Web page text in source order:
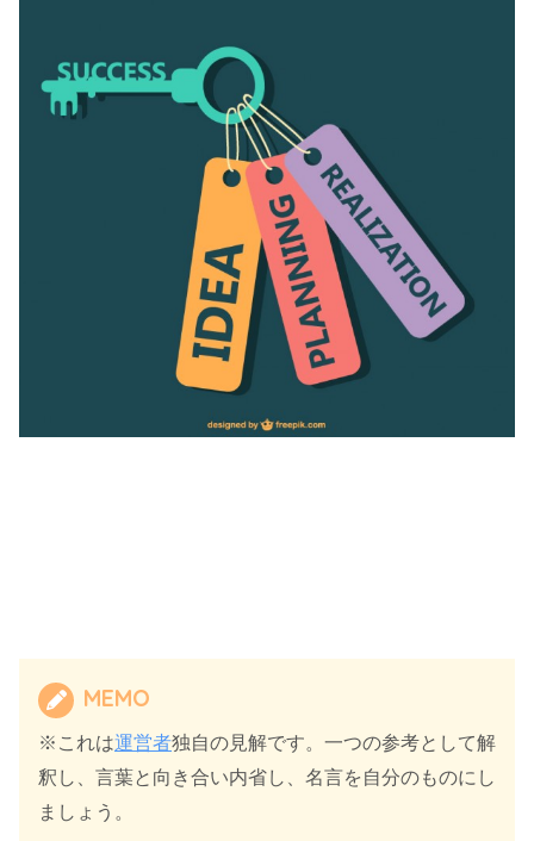
MEMO
※これは運営者独自の見解です。一つの参考として解
釈し、言葉と向き合い内省し、名言を自分のものにし
ましょう。